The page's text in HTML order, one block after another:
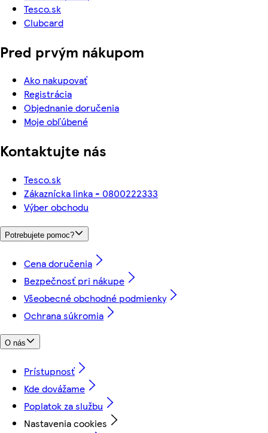
Tesco.sk
Clubcard
Pred prvým nákupom
Ako nakupovať
Registrácia
Objednanie doručenia
Moje obľúbené
Kontaktujte nás
Tesco.sk
Zákaznícka linka - 0800222333
Výber obchodu
Potrebujete pomoc?
Cena doručenia
Bezpečnosť pri nákupe
Všeobecné obchodné podmienky
Ochrana súkromia
O nás
Prístupnosť
Kde dovážame
Poplatok za službu
Nastavenia cookies